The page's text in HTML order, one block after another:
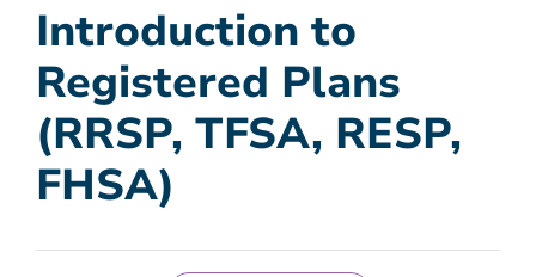
Introduction to
Registered Plans
(RRSP, TFSA, RESP,
FHSA)